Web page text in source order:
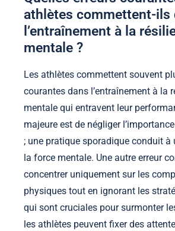
athlètes commettent-ils
l’entraînement à la
mentale ?
Les athlètes commettent souvent
courantes dans l’entraînement à la
mentale qui entravent leur
majeure est de négliger
; une pratique sporadique conduit à
la force mentale. Une autre erreur
concentrer uniquement sur les
physiques tout en ignorant les
qui sont cruciales pour surmonter
les athlètes peuvent fixer des